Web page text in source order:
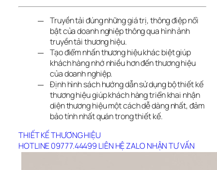
Truyền tải đúng những giá trị, thông điệp nổi
bật của doanh nghiệp thông qua hình ảnh
truyền tải thương hiệu.
Tạo điểm nhấn thương hiệu khác biệt giúp
khách hàng nhớ nhiều hơn đến thương hiệu
của doanh nghiệp.
Định hình sách hướng dẫn sử dụng bộ thiết kế
thương hiệu giúp khách hàng triển khai nhận
diện thương hiệu một cách dễ dàng nhất, đảm
bảo tính nhất quán trong thiết kế.
THIẾT KẾ THƯƠNG HIỆU
HOTLINE 09777.44499 LIÊN HỆ ZALO NHẬN TƯ VẤN